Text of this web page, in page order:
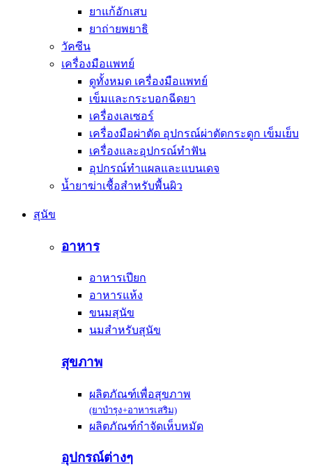
ยาแก้อักเสบ
ยาถ่ายพยาธิ
วัคซีน
เครื่องมือแพทย์
ดูทั้งหมด เครื่องมือแพทย์
เข็มและกระบอกฉีดยา
เครื่องเลเซอร์
เครื่องมือผ่าตัด อุปกรณ์ผ่าตัดกระดูก เข็มเย็บ
เครื่องและอุปกรณ์ทำฟัน
อุปกรณ์ทำแผลและแบนเดจ
น้ำยาฆ่าเชื้อสำหรับพื้นผิว
สุนัข
อาหาร
อาหารเปียก
อาหารแห้ง
ขนมสุนัข
นมสำหรับสุนัข
สุขภาพ
ผลิตภัณฑ์เพื่อสุขภาพ
(ยาบำรุง+อาหารเสริม)
ผลิตภัณฑ์กำจัดเห็บหมัด
อุปกรณ์ต่างๆ